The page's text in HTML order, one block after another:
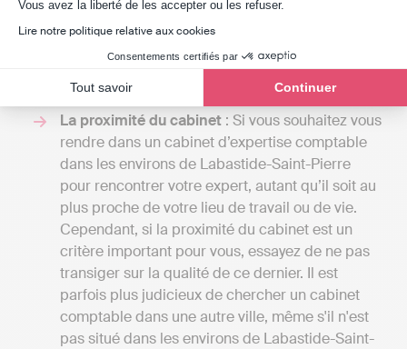
Vous avez la liberté de les accepter ou les refuser.
Lire notre politique relative aux cookies
Consentements certifiés par
Tout savoir Continuer
gestion de leur comptabilité, tandis que l'expert
comptable réalise toutes les démarches pour le
compte de son client.
La proximité du cabinet : Si vous souhaitez vous
rendre dans un cabinet d’expertise comptable
dans les environs de Labastide-Saint-Pierre
pour rencontrer votre expert, autant qu’il soit au
plus proche de votre lieu de travail ou de vie.
Cependant, si la proximité du cabinet est un
critère important pour vous, essayez de ne pas
transiger sur la qualité de ce dernier. Il est
parfois plus judicieux de chercher un cabinet
comptable dans une autre ville, même s'il n'est
pas situé dans les environs de Labastide-Saint-